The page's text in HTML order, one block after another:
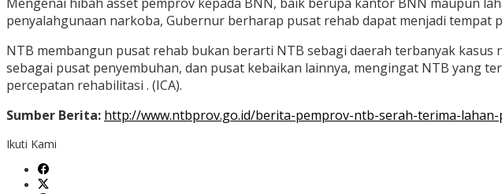
penyalahgunaan narkoba, Gubernur berharap pusat rehab dapat menjadi tempat
NTB membangun pusat rehab bukan berarti NTB sebagi daerah terbanyak
sebagai pusat penyembuhan, dan pusat kebaikan lainnya, mengingat NTB yang
percepatan rehabilitasi . (ICA).
Sumber Berita: http://www.ntbprov.go.id/berita-pemprov-ntb-serah-terima-
Ikuti Kami